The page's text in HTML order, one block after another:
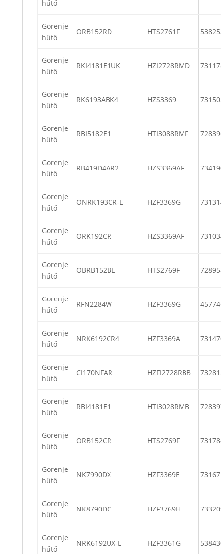
hűtő
Gorenje
hűtő
ORB152RD HTS2761F
Gorenje
hűtő
RKI4181E1UK HZI2728RMD
Gorenje
hűtő
RK6193ABK4 HZS3369
Gorenje
hűtő
RBI5182E1 HTI3088RMF
Gorenje
hűtő
RB419D4AR2 HZS3369AF
Gorenje
hűtő
ONRK193CR-L HZF3369G
Gorenje
hűtő
ORK192CR HZS3369AF
Gorenje
hűtő
OBRB152BL HTS2769F
Gorenje
hűtő
RFN2284W HZF3369G
Gorenje
hűtő
NRK6192CR4 HZF3369A
Gorenje
hűtő
CI170NFAR HZFI2728RBB
Gorenje
hűtő
RBI4181E1 HTI3028RMB
Gorenje
hűtő
ORB152CR HTS2769F
Gorenje
hűtő
NK7990DX HZF3369E
Gorenje
hűtő
NK8790DC HZF3769H
Gorenje
hűtő
NRK6192UX-L HZF3361G